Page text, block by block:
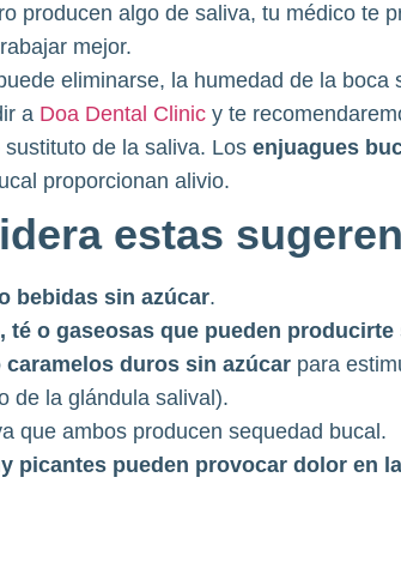
producen algo de saliva, tu médico te
mejor.
eliminarse, la humedad de la boca
a Doa Dental Clinic y te
de la saliva. Los enjuagues
proporcionan alivio.
estas
bebidas sin azúcar.
o gaseosas que pueden producirte
duros sin azúcarpara
de la glándula salival).
que ambos producen sequedad bucal.
picantes pueden provocar dolor en